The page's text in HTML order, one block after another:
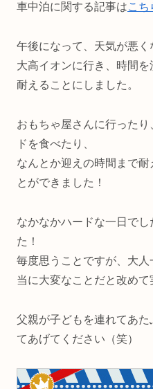
車中泊に関する記事はこち
午後になって、天気が悪く
大高イオンに行き、時間
耐えることにしました。
おもちゃ屋さんに行った
ドを食べたり、
なんとか迎えの時間まで
とができました！
なかなかハードな一日で
た！
毎度思うことですが、大
当に大変なことだと改めて
父親が子どもを連れてあ
てあげてください（笑）